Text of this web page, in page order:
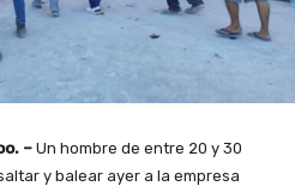
– Un hombre de entre 20 y 30
y balear ayer a la empresa